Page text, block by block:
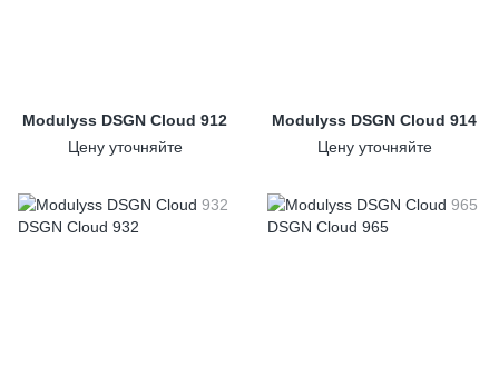
Modulyss DSGN Cloud 912
Цену уточняйте
Modulyss DSGN Cloud 914
Цену уточняйте